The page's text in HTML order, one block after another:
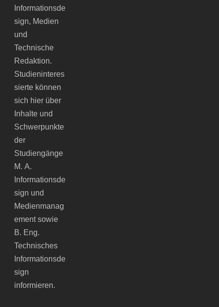
Informationsde
sign, Medien
und
Technische
Redaktion.
Studieninteres
sierte können
sich hier über
Inhalte und
Schwerpunkte
der
Studiengänge
M. A.
Informationsde
sign und
Medienmanag
ement sowie
B. Eng.
Technisches
Informationsde
sign
informieren.